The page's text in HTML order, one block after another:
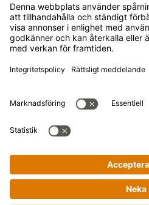
Steg-för-steg-matlagning
Kontakt
Nyhetsbrev
© Kikkoman Trading
Theodorstraße 180, 40472
Registrerad vid
Rättsligt meddelande